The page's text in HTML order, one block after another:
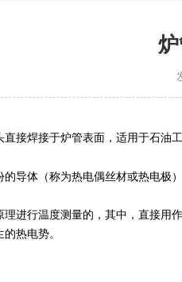
直接焊接于炉管表面，适用于石油
的导体（称为热电偶丝材或热电极
理进行温度测量的，其中，直接用
热电势。